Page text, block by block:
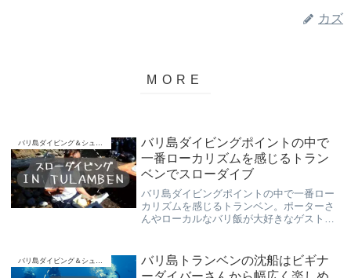
カズ
バリ島ダイビング＆シュノーケリング
バリ島ダイビングポイントの中で
一番ローカリズムを感じるトラン
ベンでスローダイブ
バリ島ダイビングポイントの中で一番ロー
カリズムを感じるトランベン。ポーターさ
んやローカルなバリ飯が大好きなゲスト様
ツアーはバリ島くらげ村にお任せ下さい！
バリ島トランベンの沈船はビギナ